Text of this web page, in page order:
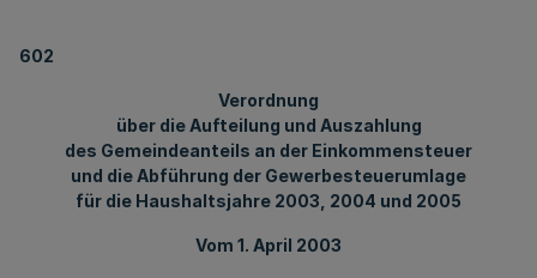
602
Verordnung
über die Aufteilung und Auszahlung
des Gemeindeanteils an der Einkommensteuer
und die Abführung der Gewerbesteuerumlage
für die Haushaltsjahre 2003, 2004 und 2005
Vom 1. April 2003